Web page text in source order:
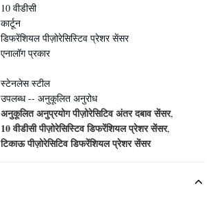
10 वीडीसी
कार्टून
डिफरेंशियल पीज़ोरेसिस्टिव प्रेशर सेंसर
एनालॉग प्रकार
स्टेनलेस स्टील
उपलब्ध -- अनुकूलित अनुरोध
अनुकूलित अनुप्रयोग पीज़ोरेसिटिव अंतर दबाव सेंसर,
10 वीडीसी पीज़ोरेसिस्टिव डिफरेंशियल प्रेशर सेंसर,
टिकाऊ पीज़ोरेसिटिव डिफरेंशियल प्रेशर सेंसर